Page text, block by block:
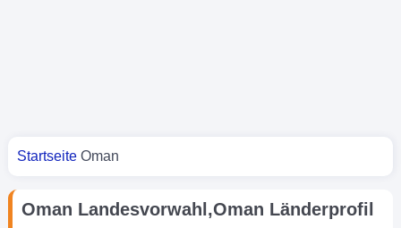
Sie sind hier
Startseite Oman
Oman Landesvorwahl,Oman Länderprofil